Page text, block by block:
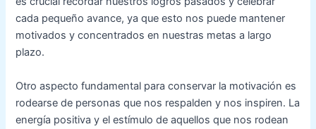
cada pequeño avance, ya que esto nos puede mantener
motivados y concentrados en nuestras metas a largo
plazo.
Otro aspecto fundamental para conservar la motivación es
rodearse de personas que nos respalden y nos inspiren. La
energía positiva y el estímulo de aquellos que nos rodean